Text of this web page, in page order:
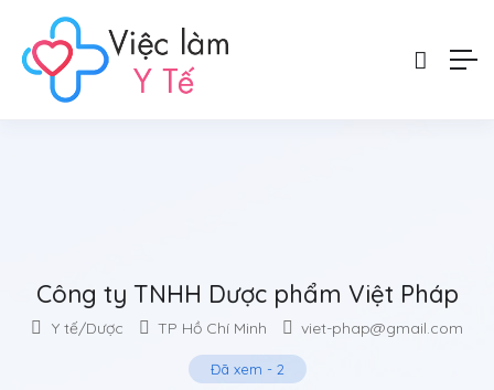
Công ty TNHH Dược phẩm Việt Pháp
Y tế/Dược TP Hồ Chí Minh viet-phap@gmail.com
Đã xem - 2